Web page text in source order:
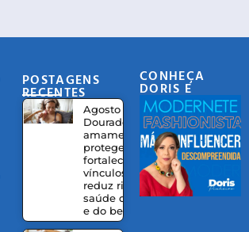
POSTAGENS
RECENTES
Agosto
Dourado:
amamentação
protege,
fortalece
vínculos e
reduz riscos à
saúde da mãe
e do bebê
CONHEÇA
DORIS E
EQUIPE